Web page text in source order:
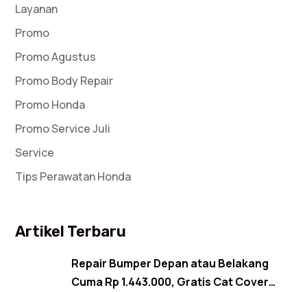
Layanan
Promo
Promo Agustus
Promo Body Repair
Promo Honda
Promo Service Juli
Service
Tips Perawatan Honda
Artikel Terbaru
Repair Bumper Depan atau Belakang
Cuma Rp 1.443.000, Gratis Cat Cover